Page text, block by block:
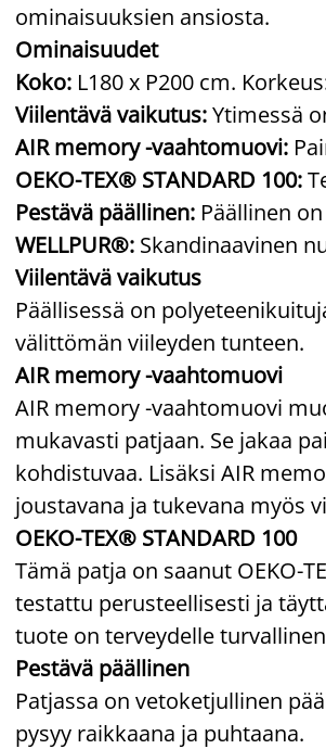
ominaisuuksien ansiosta.
Ominaisuudet
Koko: L180 x P200 cm.
Viilentävä vaikutus:Ytimessä
AIR memory -vaahtomuovi:
OEKO-TEX® STANDARD 100:
Pestävä päällinen: Päällinen
WELLPUR®: Skandinaavinen
Viilentävä vaikutus
Päällisessä on
välittömän viileyden tunteen.
AIR memory -vaahtomuovi
AIR memory -vaahtomuovi
mukavasti patjaan. Se jakaa
kohdistuvaa. Lisäksi AIR
joustavana ja tukevana myös
OEKO-TEX® STANDARD 100
Tämä patja on saanut OEKO-
testattu perusteellisesti ja
tuote on terveydelle
Pestävä päällinen
Patjassa on vetoketjullinen
pysyy raikkaana ja puhtaana.